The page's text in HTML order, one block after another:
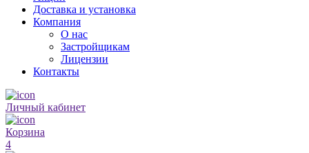
Доставка и установка
Компания
О нас
Застройщикам
Лицензии
Контакты
Личный кабинет
Корзина
4